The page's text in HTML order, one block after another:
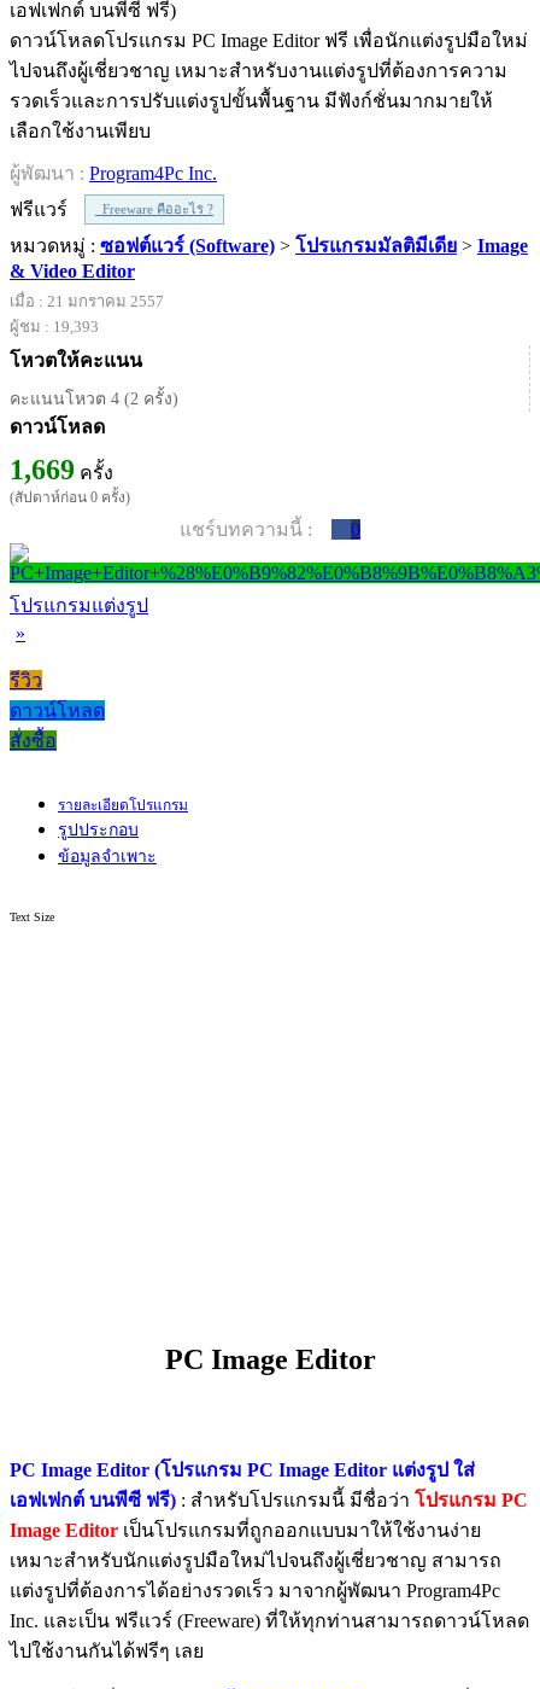
ดาวน์โหลดโปรแกรม PC Image Editor ฟรี เพื่อนักแต่งรูปมือใหม่
ไปจนถึงผู้เชี่ยวชาญ เหมาะสำหรับงานแต่งรูปที่ต้องการความ
รวดเร็วและการปรับแต่งรูปขั้นพื้นฐาน มีฟังก์ชั่นมากมายให้
เลือกใช้งานเพียบ
ผู้พัฒนา : Program4Pc Inc.
ฟรีแวร์
Freeware คืออะไร ?
หมวดหมู่ : ซอฟต์แวร์ (Software) > โปรแกรมมัลติมีเดีย > Image
& Video Editor
เมื่อ : 21 มกราคม 2557
ผู้ชม : 19,393
โหวตให้คะแนน
คะแนนโหวต 4 (2 ครั้ง)
ดาวน์โหลด
1,669 ครั้ง
(สัปดาห์ก่อน 0 ครั้ง)
แชร์บทความนี้ : 0
โปรแกรมแต่งรูป
»
รีวิว
ดาวน์โหลด
สั่งซื้อ
รายละเอียดโปรแกรม
รูปประกอบ
ข้อมูลจำเพาะ
Text Size
PC Image Editor
PC Image Editor (โปรแกรม PC Image Editor แต่งรูป ใส่
เอฟเฟกต์ บนพีซี ฟรี) : สำหรับโปรแกรมนี้ มีชื่อว่า โปรแกรม PC
Image Editor เป็นโปรแกรมที่ถูกออกแบบมาให้ใช้งานง่าย
เหมาะสำหรับนักแต่งรูปมือใหม่ไปจนถึงผู้เชี่ยวชาญ สามารถ
แต่งรูปที่ต้องการได้อย่างรวดเร็ว มาจากผู้พัฒนา Program4Pc
Inc. และเป็น ฟรีแวร์ (Freeware) ที่ให้ทุกท่านสามารถดาวน์โหลด
ไปใช้งานกันได้ฟรีๆ เลย